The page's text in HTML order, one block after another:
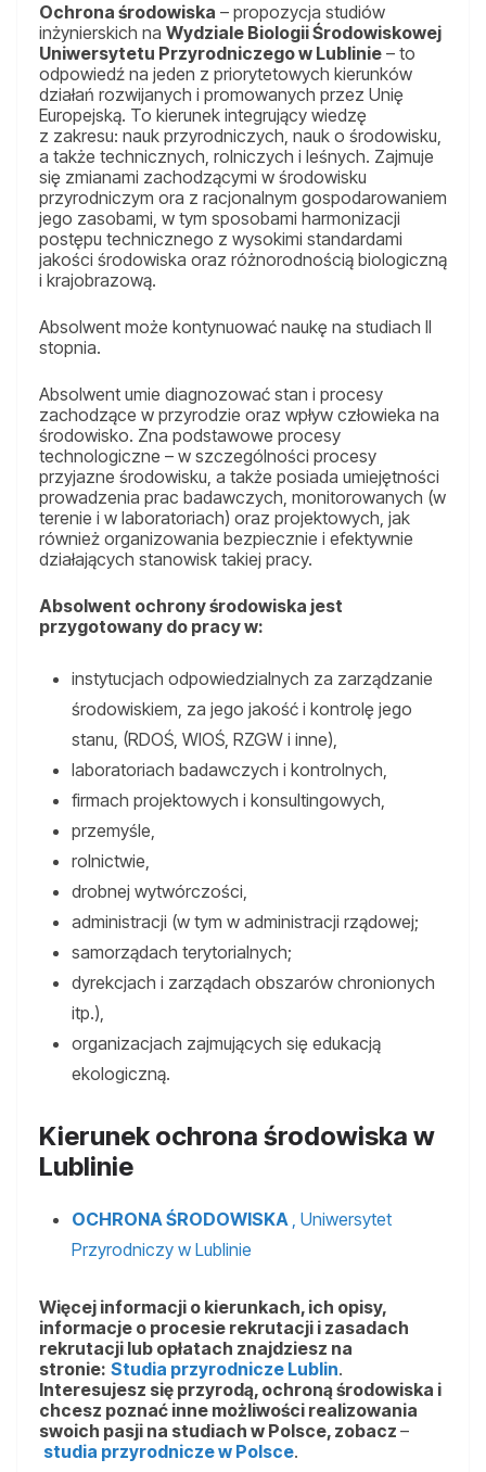
Ochrona środowiska – propozycja studiów
inżynierskich na Wydziale Biologii Środowiskowej
Uniwersytetu Przyrodniczego w Lublinie – to
odpowiedź na jeden z priorytetowych kierunków
działań rozwijanych i promowanych przez Unię
Europejską. To kierunek integrujący wiedzę
z zakresu: nauk przyrodniczych, nauk o środowisku,
a także technicznych, rolniczych i leśnych. Zajmuje
się zmianami zachodzącymi w środowisku
przyrodniczym ora z racjonalnym gospodarowaniem
jego zasobami, w tym sposobami harmonizacji
postępu technicznego z wysokimi standardami
jakości środowiska oraz różnorodnością biologiczną
i krajobrazową.
Absolwent może kontynuować naukę na studiach II
stopnia.
Absolwent umie diagnozować stan i procesy
zachodzące w przyrodzie oraz wpływ człowieka na
środowisko. Zna podstawowe procesy
technologiczne – w szczególności procesy
przyjazne środowisku, a także posiada umiejętności
prowadzenia prac badawczych, monitorowanych (w
terenie i w laboratoriach) oraz projektowych, jak
również organizowania bezpiecznie i efektywnie
działających stanowisk takiej pracy.
Absolwent ochrony środowiska jest
przygotowany do pracy w:
instytucjach odpowiedzialnych za zarządzanie
środowiskiem, za jego jakość i kontrolę jego
stanu, (RDOŚ, WIOŚ, RZGW i inne),
laboratoriach badawczych i kontrolnych,
firmach projektowych i konsultingowych,
przemyśle,
rolnictwie,
drobnej wytwórczości,
administracji (w tym w administracji rządowej;
samorządach terytorialnych;
dyrekcjach i zarządach obszarów chronionych
itp.),
organizacjach zajmujących się edukacją
ekologiczną.
Kierunek ochrona środowiska w
Lublinie
OCHRONA ŚRODOWISKA , Uniwersytet
Przyrodniczy w Lublinie
Więcej informacji o kierunkach, ich opisy,
informacje o procesie rekrutacji i zasadach
rekrutacji lub opłatach znajdziesz na
stronie: Studia przyrodnicze Lublin.
Interesujesz się przyrodą, ochroną środowiska i
chcesz poznać inne możliwości realizowania
swoich pasji na studiach w Polsce, zobacz –
studia przyrodnicze w Polsce.